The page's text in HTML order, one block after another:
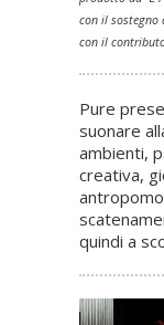
con il sostegno
con il
Pure
suonare
ambienti,
creativa,
quindi a